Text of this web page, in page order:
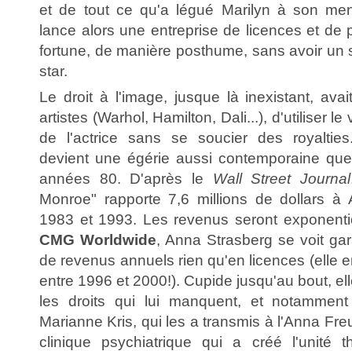
et de tout ce qu'a légué Marilyn à son
lance alors une entreprise de licences et de
fortune, de manière posthume, sans avoir un
star.
Le droit à l'image, jusque là inexistant,
artistes (Warhol, Hamilton, Dali...), d'utiliser
de l'actrice sans se soucier des
devient une égérie aussi contemporaine
années 80. D'après le Wall Street Journal
Monroe" rapporte 7,6 millions de dollars à
1983 et 1993. Les revenus seront
CMG Worldwide, Anna Strasberg se voit
de revenus annuels rien qu'en licences (elle
entre 1996 et 2000!). Cupide jusqu'au bout,
les droits qui lui manquent, et
Marianne Kris, qui les a transmis à l'Anna
clinique psychiatrique qui a créé l'unité